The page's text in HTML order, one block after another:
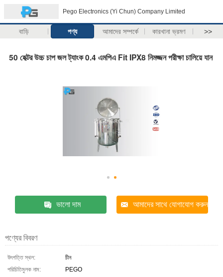
Pego Electronics (Yi Chun) Company Limited
বাড়ি পণ্য আমাদের সম্পর্কে কারখানা ভ্রমণ >>
50 হেক্টর উচ্চ চাপ জল ট্যাংক 0.4 এমপিএ Fit IPX8 নিমজ্জন পরীক্ষা চালিয়ে যান
ভালো দাম আমাদের সাথে যোগাযোগ করুন
পণ্যের বিবরণ
উৎপত্তি স্থল:
চীন
পরিচিতিমুলক নাম:
PEGO